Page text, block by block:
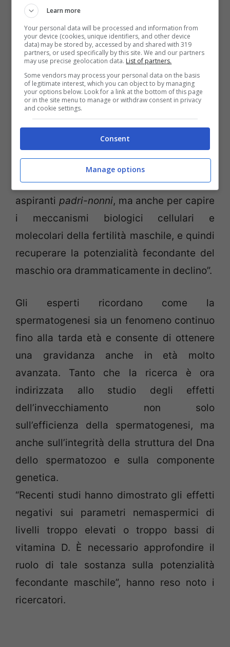
“Purtroppo la nostra società ha assegnato
alla riproduzione un ruolo tardivo,
marginale e dedicato più a soddisfare il
desiderio della coppia con il figlio come
ultimo gadget della realizzazione sociale,
dimenticando che la fertilità sia maschile
che femminile è massima fra i 20 e i 30
anni. Tuttavia, la scienza sta utilizzando
anche questa criticità non solo per venire
incontro alle nuove richieste di schiere di
aspiranti padri-nonni, ma anche per capire
i meccanismi biologici cellulari e
molecolari della fertilità maschile, e quindi
recuperare la potenzialità fecondante del
maschio ora drammaticamente in declino”.
Gli esperti ricordano come la
spermatogenesi sia un fenomeno continuo
fino alla tarda età e consente di ottenere
una gravidanza anche in età molto
avanzata. Tanto che la ricerca è ora
indirizzata allo studio degli effetti
dell’invecchiamento non solo
sull’efficienza della spermatogenesi, ma
anche sull’integrità della struttura del Dna
dello spermatozoo e sulla componente
genetica.
“Recenti studi hanno dimostrato gli effetti
negativi sui parametri nemaspermici di
livelli troppo elevati o troppo bassi di
vitamina D. È necessario approfondire il
ruolo di tale sostanza sulla potenzialità
fecondante maschile”, hanno reso noto i
ricercatori.
Learn more
Your personal data will be processed and information from
your device (cookies, unique identifiers, and other device
data) may be stored by, accessed by and shared with 319
partners, or used specifically by this site. We and our partners
may use precise geolocation data. List of partners.
Some vendors may process your personal data on the basis
of legitimate interest, which you can object to by managing
your options below. Look for a link at the bottom of this page
or in the site menu to manage or withdraw consent in privacy
and cookie settings.
Consent
Manage options